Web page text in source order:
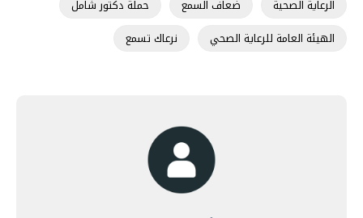
الرعاية الصحية ضعاف السمع
حملة دكتور شامل
الهيئة العامة للرعاية الصحي
نرعاك تسمع